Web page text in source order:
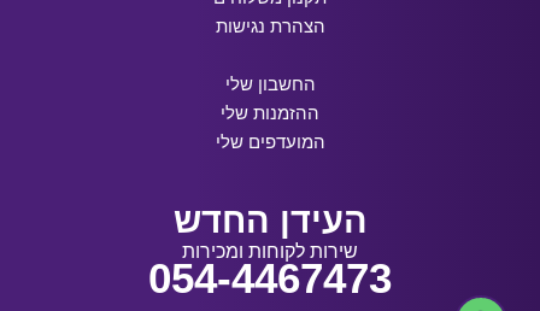
הצהרת נגישות
החשבון שלי
ההזמנות שלי
המועדפים שלי
העידן החדש
שירות לקוחות ומכירות
054-4467473